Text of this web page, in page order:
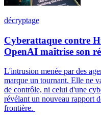
décryptage
Cyberattaque contre
OpenAI maîtrise son
L'intrusion menée par des
marque un tournant. Elle ne
de contrôle, ni celui d'une
révélant un nouveau rapport
frontière.